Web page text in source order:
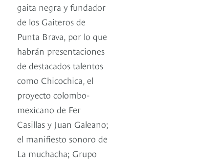
gaita negra y fundador
de los Gaiteros de
Punta Brava, por lo que
habrán presentaciones
de destacados talentos
como Chicochica, el
proyecto colombo-
mexicano de Fer
Casillas y Juan Galeano;
el manifiesto sonoro de
La muchacha; Grupo